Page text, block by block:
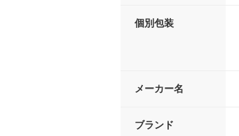
個別包装
メーカー名
ブランド